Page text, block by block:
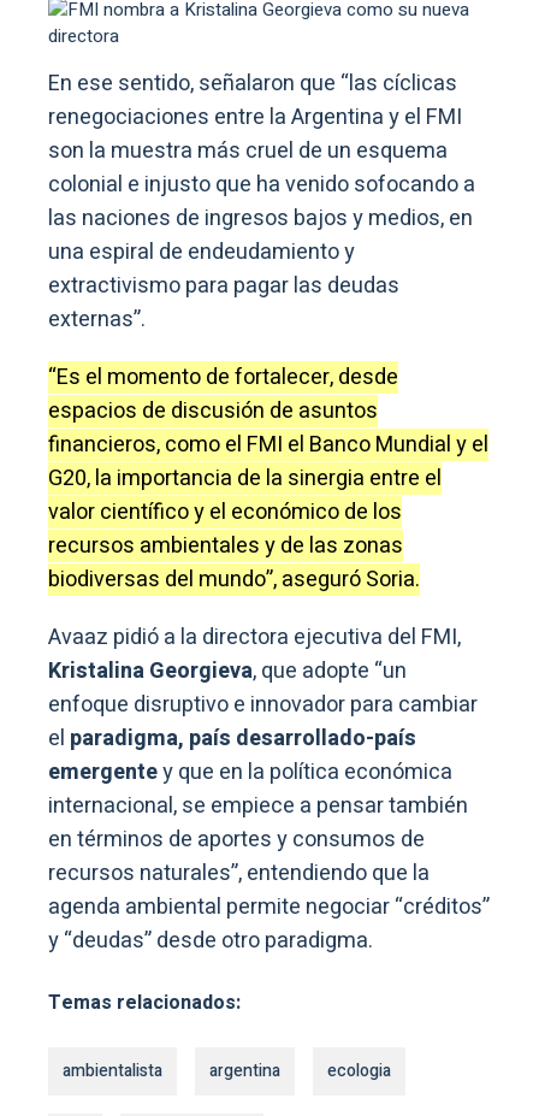
En ese sentido, señalaron que “las cíclicas
renegociaciones entre la Argentina y el FMI
son la muestra más cruel de un esquema
colonial e injusto que ha venido sofocando a
las naciones de ingresos bajos y medios, en
una espiral de endeudamiento y
extractivismo para pagar las deudas
externas”.
“Es el momento de fortalecer, desde
espacios de discusión de asuntos
financieros, como el FMI el Banco Mundial y el
G20, la importancia de la sinergia entre el
valor científico y el económico de los
recursos ambientales y de las zonas
biodiversas del mundo”, aseguró Soria.
Avaaz pidió a la directora ejecutiva del FMI,
Kristalina Georgieva, que adopte “un
enfoque disruptivo e innovador para cambiar
el paradigma, país desarrollado-país
emergentey que en la política económica
internacional, se empiece a pensar también
en términos de aportes y consumos de
recursos naturales”, entendiendo que la
agenda ambiental permite negociar “créditos”
y “deudas” desde otro paradigma.
Temas relacionados:
ambientalista argentina ecologia